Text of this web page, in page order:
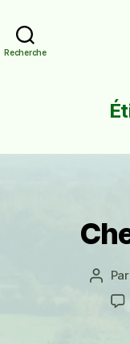
Recherche
Auteur
l’article
Par